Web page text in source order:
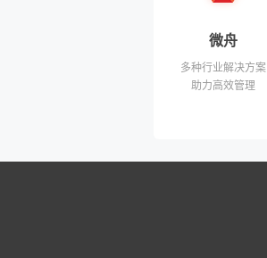
微舟
多种行业解决方案
助力高效管理